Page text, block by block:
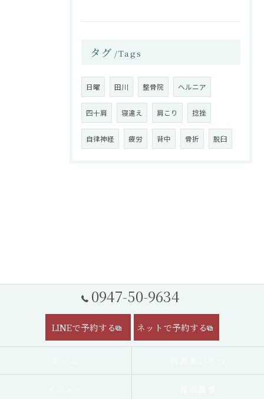
タグ Tags
日曜 田川 整骨院 ヘルニア
四十肩 寝違え 肩こり 捻挫
自律神経 疲労 背中 骨折 脱臼
0947-50-9634
LINEで予約する ネットで予約する